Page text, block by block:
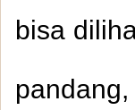
bisa